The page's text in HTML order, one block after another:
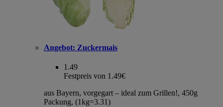
Angebot: Zuckermais
1.49
Festpreis von 1.49€
aus Bayern, vorgegart – ideal zum Grillen!, 450g
Packung, (1kg=3.31)